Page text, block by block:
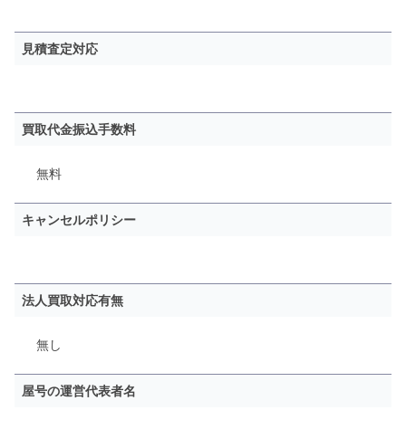
見積査定対応
買取代金振込手数料
無料
キャンセルポリシー
法人買取対応有無
無し
屋号の運営代表者名